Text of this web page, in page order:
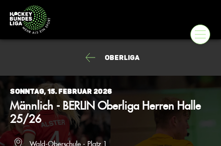
Oberliga
Sonntag, 15. Februar 2026
Männlich - BERLIN Oberliga Herren Halle
25/26
Wald-Oberschule - Platz 1